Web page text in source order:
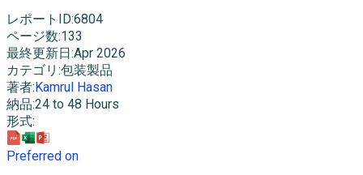
レポートID:6804
ページ数:133
最終更新日 :Apr 2026
カテゴリ :包装製品
著者: Kamrul Hasan
納品:24 to 48 Hours
形式:
Preferred on